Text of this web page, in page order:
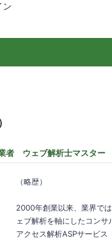
者 ウェブ解析士マスター
（略歴）
2000年創業以来、業界で
ェブ解析を軸にしたコンサ
アクセス解析ASPサービ